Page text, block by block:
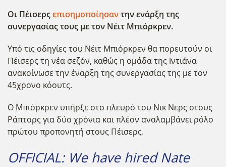
Οι Πέισερςεπισημοποίησαντην ενάρξη της
συνεργασίας τους με τον Νέιτ Μπιόρκρεν.
Υπό τις οδηγίες του Νέιτ Μπιόρκρεν θα πορευτούν οι
Πέισερς τη νέα σεζόν, καθώς η ομάδα της Ιντιάνα
ανακοίνωσε την έναρξη της συνεργασίας της με τον
45χρονο κόουτς.
Ο Μπιόρκρεν υπήρξε στο πλευρό του Νικ Νερς στους
Ράπτορς για δύο χρόνια και πλέον αναλαμβάνει ρόλο
πρώτου προπονητή στους Πέισερς.
OFFICIAL: We have hired Nate